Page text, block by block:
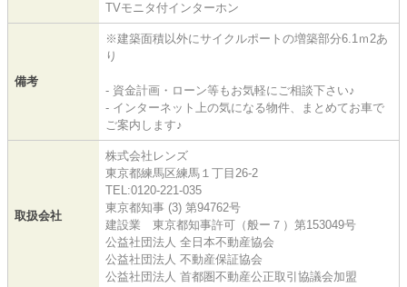
TVモニタ付インターホン
備考
※建築面積以外にサイクルポートの増築部分6.1ｍ2あ
り
- 資金計画・ローン等もお気軽にご相談下さい♪
- インターネット上の気になる物件、まとめてお車で
ご案内します♪
取扱会社
株式会社レンズ
東京都練馬区練馬１丁目26-2
TEL:0120-221-035
東京都知事 (3) 第94762号
建設業 東京都知事許可（般ー７）第153049号
公益社団法人 全日本不動産協会
公益社団法人 不動産保証協会
公益社団法人 首都圏不動産公正取引協議会加盟